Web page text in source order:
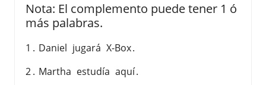
Nota: El complemento puede tener 1 ó
más palabras.
1 . Daniel jugará X-Box.
2. Martha estudía aquí.